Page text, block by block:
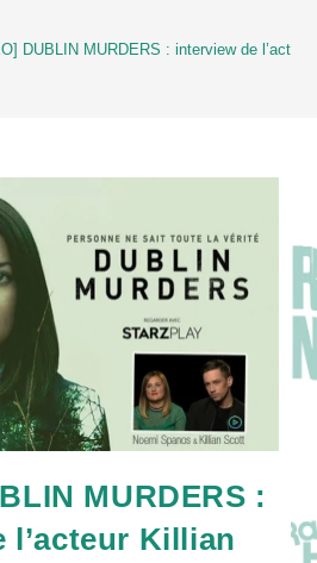
DUBLIN MURDERS : interview de
MURDERS :
l’acteur Killian